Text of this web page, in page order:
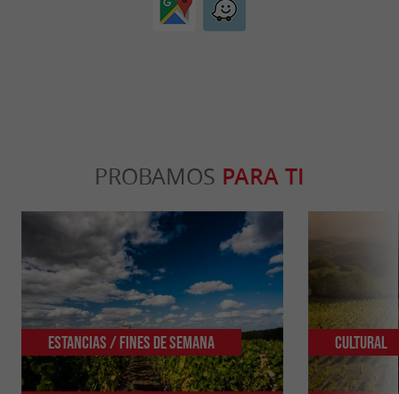
PROBAMOS PARA TI
Estancias / Fines de Semana Cultural